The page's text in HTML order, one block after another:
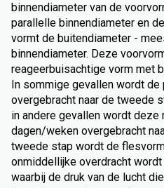
binnendiameter van de
parallelle binnendiameter en
vormt de buitendiameter -
binnendiameter. Deze
reageerbuisachtige vorm met
In sommige gevallen wordt
overgebracht naar de tweede
in andere gevallen wordt deze
dagen/weken overgebracht
tweede stap wordt de
onmiddellijke overdracht
waarbij de druk van de lucht